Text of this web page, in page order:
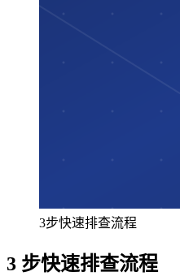
3步快速排查流程
3 步快速排查流程